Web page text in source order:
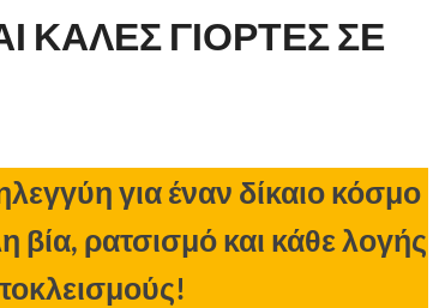
ΚΑΛΕΣ ΓΙΟΡΤΕΣ ΣΕ
για έναν δίκαιο κόσμο
βία, ρατσισμό και κάθε λογής